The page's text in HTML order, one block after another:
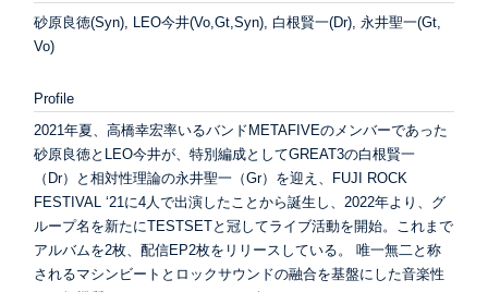
砂原良徳(Syn), LEO今井(Vo,Gt,Syn), 白根賢一(Dr), 永井聖一(Gt,
Vo)
Profile
2021年夏、高橋幸宏率いるバンドMETAFIVEのメンバーであった
砂原良徳とLEO今井が、特別編成としてGREAT3の白根賢一
（Dr）と相対性理論の永井聖一（Gr）を迎え、FUJI ROCK
FESTIVAL ‘21に4人で出演したことから誕生し、2022年より、グ
ループ名を新たにTESTSETと冠してライブ活動を開始。これまで
アルバムを2枚、配信EP2枚をリリースしている。 唯一無二と称
されるマシンビートとロックサウンドの融合を基盤にした音楽性